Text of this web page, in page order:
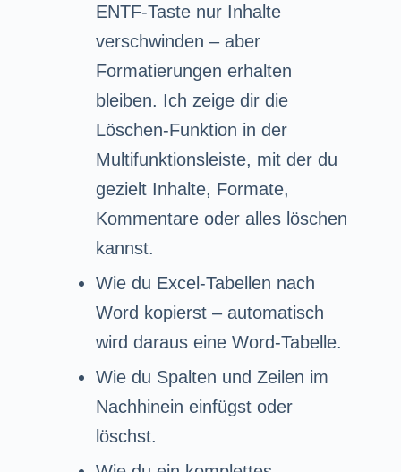
ENTF-Taste nur Inhalte
verschwinden – aber
Formatierungen erhalten
bleiben. Ich zeige dir die
Löschen-Funktion in der
Multifunktionsleiste, mit der du
gezielt Inhalte, Formate,
Kommentare oder alles löschen
kannst.
Wie du Excel-Tabellen nach
Word kopierst – automatisch
wird daraus eine Word-Tabelle.
Wie du Spalten und Zeilen im
Nachhinein einfügst oder
löschst.